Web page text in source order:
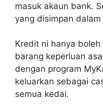
masuk akaun bank.
yang disimpan
Kredit ni hanya
barang keperluan
dengan program
keluarkan sebagai
semua kedai.